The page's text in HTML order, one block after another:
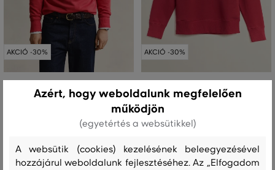
AKCIÓ -30%
C-NECK SWEAT
50 990 Ft
35 690 Ft
XL XXL, XXXL +2 további
AKCIÓ -30%
C-NECK SWEAT
S M, L, XL, XXL +2 további
Azért, hogy weboldalunk megfelelően
működjön
(egyetértés a websütikkel)
A websütik (cookies) kezelésének beleegyezésével
hozzájárul weboldalunk fejlesztéséhez. Az „Elfogadom